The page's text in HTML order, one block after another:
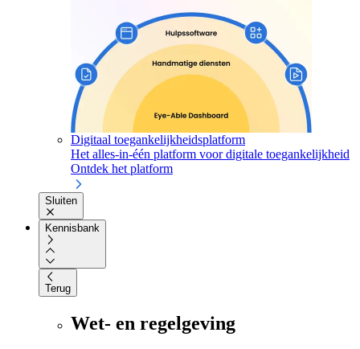
Digitaal toegankelijkheidsplatform
Het alles-in-één platform voor digitale toegankelijkheid
Ontdek het platform
Sluiten
Kennisbank
Terug
Wet- en regelgeving